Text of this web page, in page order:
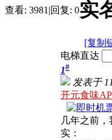
查看: 3981 |回复: 0实
[复制
电梯直达
1#
发表于
开元食味
几年之前
实：